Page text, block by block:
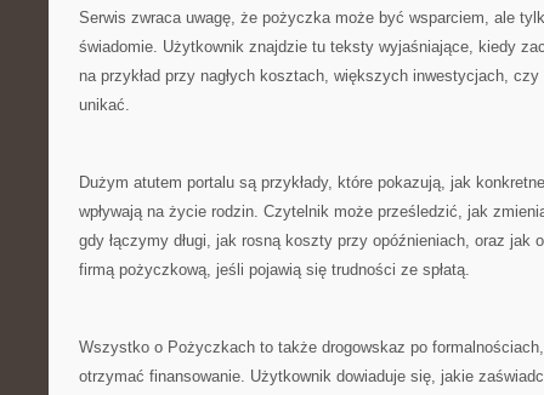
Serwis zwraca uwagę, że pożyczka może być wsparciem, ale
świadomie. Użytkownik znajdzie tu teksty wyjaśniające, kiedy
na przykład przy nagłych kosztach, większych inwestycjach,
unikać.
Dużym atutem portalu są przykłady, które pokazują, jak
wpływają na życie rodzin. Czytelnik może prześledzić, jak
gdy łączymy długi, jak rosną koszty przy opóźnieniach, oraz jak
firmą pożyczkową, jeśli pojawią się trudności ze spłatą.
Wszystko o Pożyczkach to także drogowskaz po
otrzymać finansowanie. Użytkownik dowiaduje się, jakie